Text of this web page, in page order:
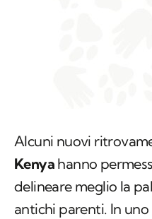
Alcuni nuovi
Kenya hanno
delineare meglio la
antichi parenti. In